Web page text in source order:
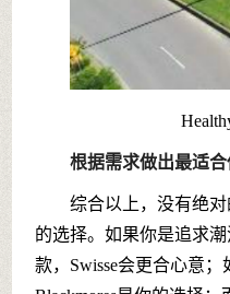
根据需求做出最适
综合以上，没有绝
的选择。如果你是追求
款，Swisse会更合心意；